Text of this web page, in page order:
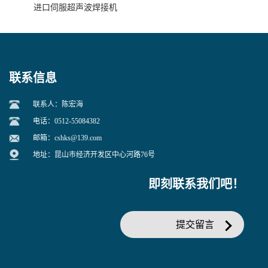
进口伺服超声波焊接机
联系信息
联系人：陈宏海
电话：0512-55084382
邮箱： cshks@139.com
地址：昆山市经济开发区中心河路76号
即刻联系我们吧！
提交留言